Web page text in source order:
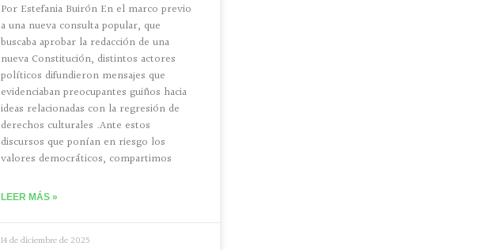
Por Estefania Buirón En el marco previo
a una nueva consulta popular, que
buscaba aprobar la redacción de una
nueva Constitución, distintos actores
políticos difundieron mensajes que
evidenciaban preocupantes guiños hacia
ideas relacionadas con la regresión de
derechos culturales .Ante estos
discursos que ponían en riesgo los
valores democráticos, compartimos
LEER MÁS »
14 de diciembre de 2025